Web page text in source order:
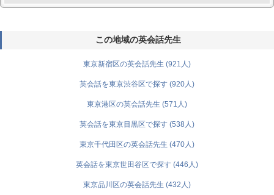
この地域の英会話先生
東京新宿区の英会話先生 (921人)
英会話を東京渋谷区で探す (920人)
東京港区の英会話先生 (571人)
英会話を東京目黒区で探す (538人)
東京千代田区の英会話先生 (470人)
英会話を東京世田谷区で探す (446人)
東京品川区の英会話先生 (432人)